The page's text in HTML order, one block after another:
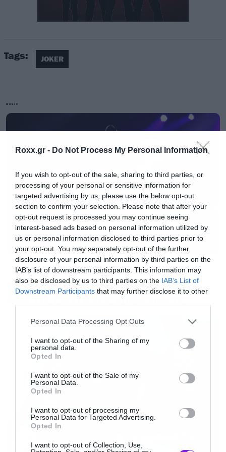
Roxx.gr - Do Not Process My Personal Information
If you wish to opt-out of the sale, sharing to third parties, or
processing of your personal or sensitive information for
targeted advertising by us, please use the below opt-out
section to confirm your selection. Please note that after your
opt-out request is processed you may continue seeing
interest-based ads based on personal information utilized by
us or personal information disclosed to third parties prior to
your opt-out. You may separately opt-out of the further
disclosure of your personal information by third parties on the
IAB’s list of downstream participants. This information may
also be disclosed by us to third parties on the IAB’s List of
Downstream Participants that may further disclose it to other
Please note that this website/app uses one or more Google
not limited to your visit or usage behaviour. You may click to
grant or deny consent to Google and its third-party tags to
use your data for below specified purposes in below Google
consent section.
Personal Data Processing Opt Outs
I want to opt-out of the Sharing of my
personal data.
Opted In
I want to opt-out of the Sale of my
Personal Data.
Opted In
I want to opt-out of processing my
Personal Data for Targeted Advertising.
Opted In
I want to opt-out of Collection, Use,
«Δεν γίνεται να μην υπάρχουν συζητήσεις για
σίκουελ μίας ταινίας που έχει εισπράξεις ενός
δισεκατομμυρίου. Και εγώ και ο Γιοακίν έχουμε
δηλώσει ότι συζητήσαμε μεταξύ μας για σίκουελ
από την δεύτερη εβδομάδα των γυρισμάτων
γιατί ήταν ένα ευχάριστο θέμα για κουβέντα.
Αλλά το δημοσίευμα του THR ανέφερε και άλλα
πράγματα που δεν είναι αλήθεια. Δεν ξέρω πως
που ήθελε να δείξει στον δημοσιογράφο ότι ξέρει
πράγματα»τόνισε αρχικά ο Φίλιπς.
Αυτή είναι η αλήθεια για το σίκουελ. Εγώ και ο
Γιοακίν, έχουμε μιλήσει για μία τέτοια
πιθανότητα στο διάστημα που γυρίζαμε τον
κόσμο με τους υπεύθυνους της Warner Bros για
Tags: JOKER
MUSIC
Music
Ο Glenn Hughes αποσύρθηκε
από τις ζωντανές εμφανίσεις